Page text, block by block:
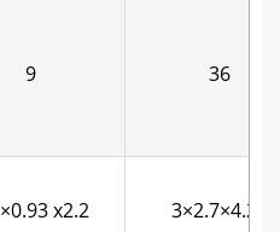
9 36
x2.2 3×2.7×4.26